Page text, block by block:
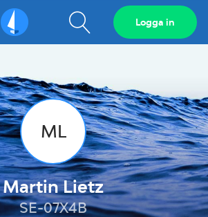
Sailarena Visa
sökfält
Logga in
ML
Martin Lietz
SE-07X4B